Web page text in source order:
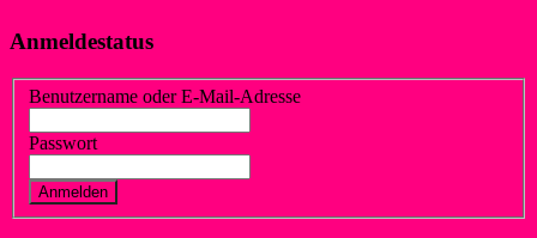
Anmeldestatus
Benutzername oder E-Mail-Adresse
Passwort